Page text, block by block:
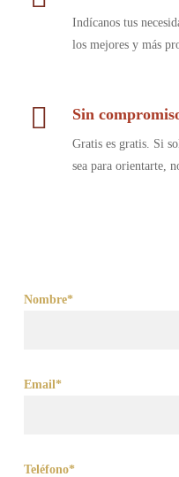
Indícanos tus
los mejores y más
Sin
Gratis es gratis. Si
sea para orientarte,
Nombre*
Email*
Teléfono*